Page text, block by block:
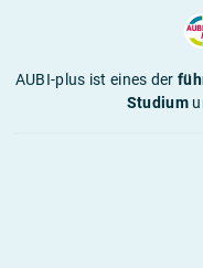
AUBI-plus ist eines der
Studium